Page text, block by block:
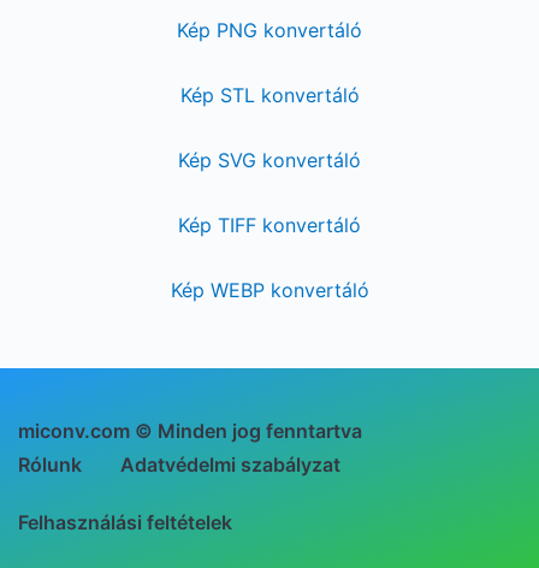
Kép PNG konvertáló
Kép STL konvertáló
Kép SVG konvertáló
Kép TIFF konvertáló
Kép WEBP konvertáló
miconv.com © Minden jog fenntartva
Rólunk
Adatvédelmi szabályzat
Felhasználási feltételek